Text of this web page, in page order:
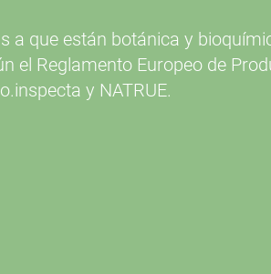
a que están botánica y
el Reglamento Europeo de
y NATRUE.